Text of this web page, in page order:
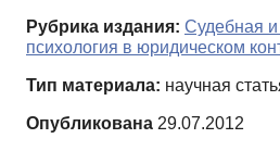
Рубрика издания: Судебная и
психология в юридическом
Тип материала: научная
Опубликована 29.07.2012